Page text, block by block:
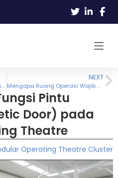
Strategi Renovasi Ruang Operasi Cepat Tanpa Mengorbankan Pendapatan Pelayanan Pasien
NEXT
Mengapa Ruang Operasi Wajib Menggunakan Sistem Laminar Air Flow (LAF)?
Pintu
Door) pada
Theatre
Operating Theatre Cluster